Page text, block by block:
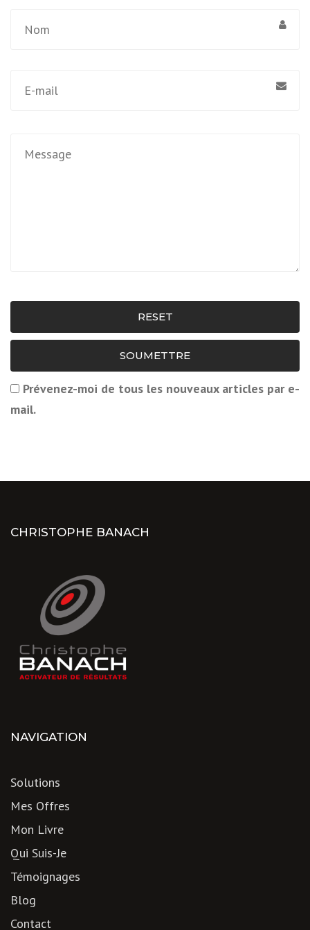
RESET
SOUMETTRE
Prévenez-moi de tous les nouveaux articles par e-
mail.
CHRISTOPHE BANACH
NAVIGATION
Solutions
Mes Offres
Mon Livre
Qui Suis-Je
Témoignages
Blog
Contact